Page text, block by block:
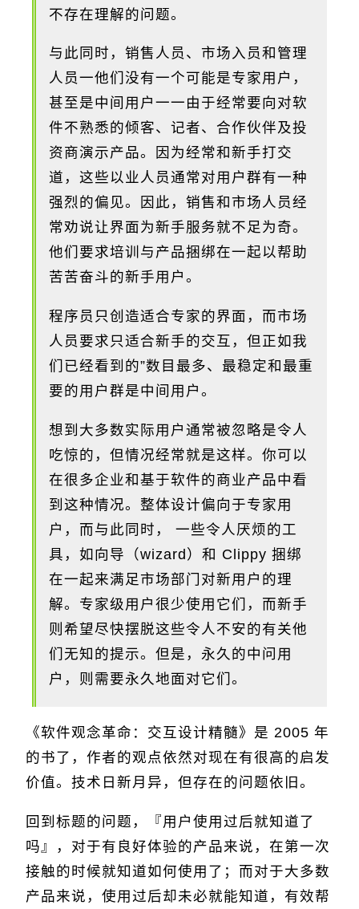
不存在理解的问题。
与此同时，销售人员、市场入员和管理
人员一他们没有一个可能是专家用户，
甚至是中间用户一一由于经常要向对软
件不熟悉的倾客、记者、合作伙伴及投
资商演示产品。因为经常和新手打交
道，这些以业人员通常对用户群有一种
强烈的偏见。因此，销售和市场人员经
常劝说让界面为新手服务就不足为奇。
他们要求培训与产品捆绑在一起以帮助
苦苦奋斗的新手用户。
程序员只创造适合专家的界面，而市场
人员要求只适合新手的交互，但正如我
们已经看到的”数目最多、最稳定和最重
要的用户群是中间用户。
想到大多数实际用户通常被忽略是令人
吃惊的，但情况经常就是这样。你可以
在很多企业和基于软件的商业产品中看
到这种情况。整体设计偏向于专家用
户，而与此同时， 一些令人厌烦的工
具，如向导（wizard）和 Clippy 捆绑
在一起来满足市场部门对新用户的理
解。专家级用户很少使用它们，而新手
则希望尽快摆脱这些令人不安的有关他
们无知的提示。但是，永久的中问用
户，则需要永久地面对它们。
《软件观念革命：交互设计精髓》是 2005 年
的书了，作者的观点依然对现在有很高的启发
价值。技术日新月异，但存在的问题依旧。
回到标题的问题，『用户使用过后就知道了
吗』，对于有良好体验的产品来说，在第一次
接触的时候就知道如何使用了；而对于大多数
产品来说，使用过后却未必就能知道，有效帮